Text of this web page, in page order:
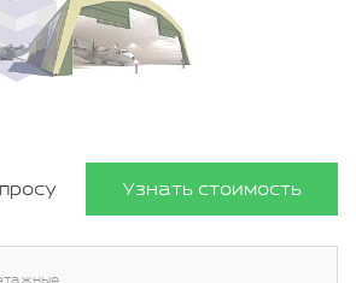
Узнать стоимость